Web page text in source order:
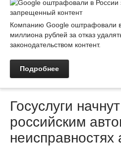
Компанию Google оштрафовали
миллиона рублей за отказ
законодательством контент.
Подробнее
Госуслуги
российским
неисправностях